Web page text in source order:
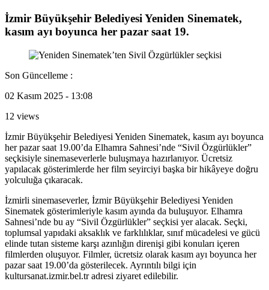
İzmir Büyükşehir Belediyesi Yeniden Sinematek,
kasım ayı boyunca her pazar saat 19.
Son Güncelleme :
02 Kasım 2025 - 13:08
12 views
İzmir Büyükşehir Belediyesi Yeniden Sinematek, kasım ayı boyunca
her pazar saat 19.00’da Elhamra Sahnesi’nde “Sivil Özgürlükler”
seçkisiyle sinemaseverlerle buluşmaya hazırlanıyor. Ücretsiz
yapılacak gösterimlerde her film seyirciyi başka bir hikâyeye doğru
yolculuğa çıkaracak.
İzmirli sinemaseverler, İzmir Büyükşehir Belediyesi Yeniden
Sinematek gösterimleriyle kasım ayında da buluşuyor. Elhamra
Sahnesi’nde bu ay “Sivil Özgürlükler” seçkisi yer alacak. Seçki,
toplumsal yapıdaki aksaklık ve farklılıklar, sınıf mücadelesi ve gücü
elinde tutan sisteme karşı azınlığın direnişi gibi konuları içeren
filmlerden oluşuyor. Filmler, ücretsiz olarak kasım ayı boyunca her
pazar saat 19.00’da gösterilecek. Ayrıntılı bilgi için
kultursanat.izmir.bel.tr adresi ziyaret edilebilir.